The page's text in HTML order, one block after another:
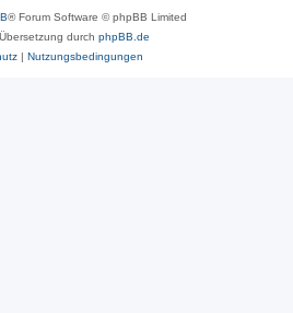
® Forum Software © phpBB Limited
durch phpBB.de
| Nutzungsbedingungen